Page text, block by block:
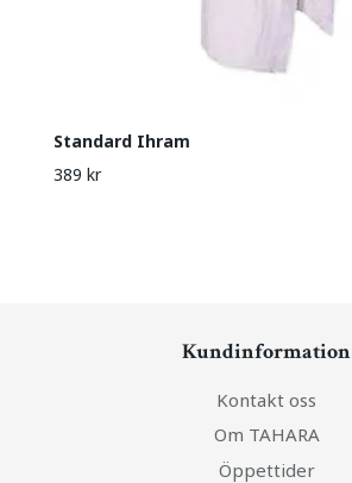
Standard Ihram
389 kr
Kundinformation
Kontakt oss
Om TAHARA
Öppettider